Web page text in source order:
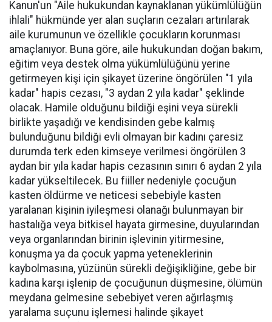
Kanun'un "Aile hukukundan kaynaklanan yükümlülüğün
ihlali" hükmünde yer alan suçların cezaları artırılarak
aile kurumunun ve özellikle çocukların korunması
amaçlanıyor. Buna göre, aile hukukundan doğan bakım,
eğitim veya destek olma yükümlülüğünü yerine
getirmeyen kişi için şikayet üzerine öngörülen "1 yıla
kadar" hapis cezası, "3 aydan 2 yıla kadar" şeklinde
olacak. Hamile olduğunu bildiği eşini veya sürekli
birlikte yaşadığı ve kendisinden gebe kalmış
bulunduğunu bildiği evli olmayan bir kadını çaresiz
durumda terk eden kimseye verilmesi öngörülen 3
aydan bir yıla kadar hapis cezasının sınırı 6 aydan 2 yıla
kadar yükseltilecek. Bu fiiller nedeniyle çocuğun
kasten öldürme ve neticesi sebebiyle kasten
yaralanan kişinin iyileşmesi olanağı bulunmayan bir
hastalığa veya bitkisel hayata girmesine, duyularından
veya organlarından birinin işlevinin yitirmesine,
konuşma ya da çocuk yapma yeteneklerinin
kaybolmasına, yüzünün sürekli değişikliğine, gebe bir
kadına karşı işlenip de çocuğunun düşmesine, ölümün
meydana gelmesine sebebiyet veren ağırlaşmış
yaralama suçunu işlemesi halinde şikayet